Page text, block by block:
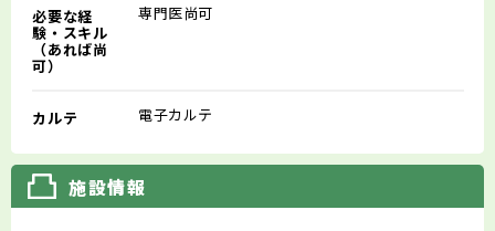
必要な経
験・スキル
（あれば尚
可）
専門医尚可
カルテ 電子カルテ
施設情報